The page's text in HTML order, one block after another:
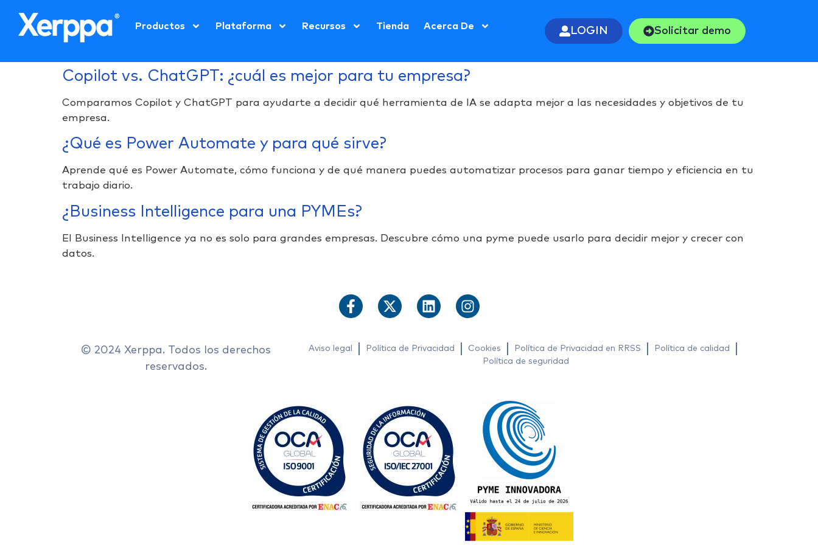
Productos Plataforma Recursos Tienda Acerca De LOGIN Solicitar demo
Copilot vs. ChatGPT: ¿cuál es mejor para tu empresa?
Comparamos Copilot y ChatGPT para ayudarte a decidir qué herramienta de IA se adapta mejor a las necesidades y objetivos de tu
empresa.
¿Qué es Power Automate y para qué sirve?
Aprende qué es Power Automate, cómo funciona y de qué manera puedes automatizar procesos para ganar tiempo y eficiencia en tu
trabajo diario.
¿Business Intelligence para una PYMEs?
El Business Intelligence ya no es solo para grandes empresas. Descubre cómo una pyme puede usarlo para decidir mejor y crecer con
datos.
© 2024 Xerppa. Todos los derechos
reservados.
Aviso legal Política de Privacidad Cookies Política de Privacidad en RRSS
Política de calidad
Política de seguridad